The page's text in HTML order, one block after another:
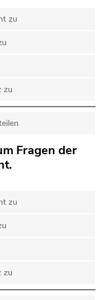
zu
zu
Fragen der
zu
zu